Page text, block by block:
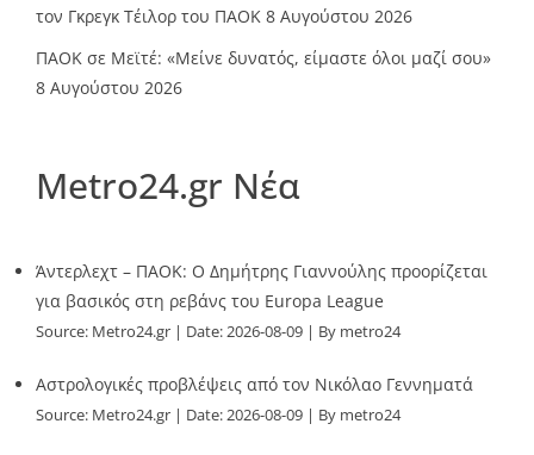
τον Γκρεγκ Τέιλορ του ΠΑΟΚ 8 Αυγούστου 2026
ΠΑΟΚ σε Μεϊτέ: «Μείνε δυνατός, είμαστε όλοι μαζί σου»
8 Αυγούστου 2026
Metro24.gr Νέα
Άντερλεχτ – ΠΑΟΚ: Ο Δημήτρης Γιαννούλης προορίζεται
για βασικός στη ρεβάνς του Europa League
Source: Metro24.gr Date: 2026-08-09 By metro24
Αστρολογικές προβλέψεις από τον Νικόλαο Γεννηματά
Source: Metro24.gr Date: 2026-08-09 By metro24